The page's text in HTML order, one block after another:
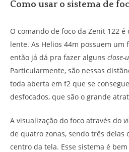
Como usar o sistema de
O comando de foco da Zenit 122
lente. As Helios 44m possuem um
então já dá pra fazer alguns close-
Particularmente, são nessas
toda aberta em f2 que se
desfocados, que são o grande
A visualização do foco através do
de quatro zonas, sendo três delas
centro da tela. Esse sistema é